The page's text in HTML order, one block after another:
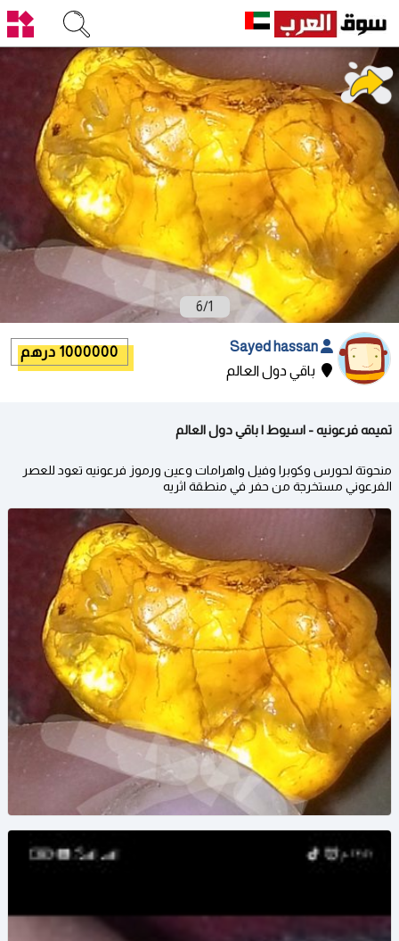
1
/
6
باقي دول العالم
1000000 درهم
تميمه فرعونيه - اسيوط | باقي دول العالم
منحوتة لحورس وكوبرا وفيل واهرامات وعين ورموز فرعونيه تعود للعصر
الفرعوني مستخرجة من حفر في منطقة اثريه